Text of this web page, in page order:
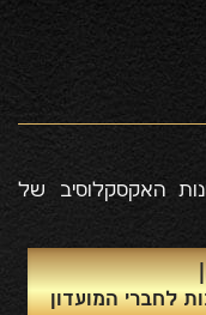
האקסקלוסיב של
לחברי המועדון